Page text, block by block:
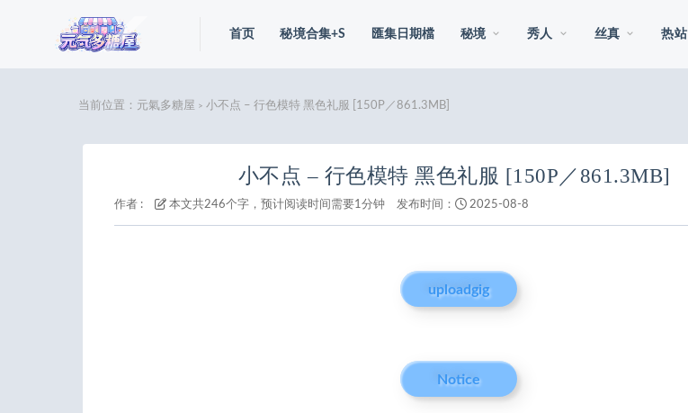
首页 秘境合集+S 匯集日期檔 秘境 秀人 丝真 热站
当前位置： 元氣多糖屋 > 小不点 – 行色模特 黑色礼服 [150P／861.3MB]
小不点 – 行色模特 黑色礼服 [150P／861.3MB]
作者 : 本文共246个字，预计阅读时间需要1分钟 发布时间： 2025-08-8
uploadgig
Notice